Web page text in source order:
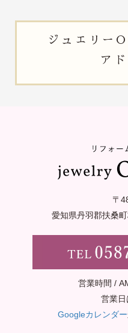
ジュエリー
ア
〒
愛知県丹羽郡扶桑
営業時間 /
営業
Googleカレンダー